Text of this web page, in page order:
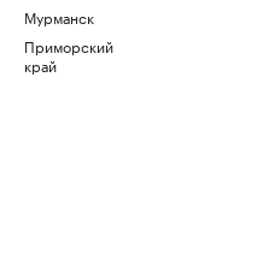
Мурманск
Приморский
край